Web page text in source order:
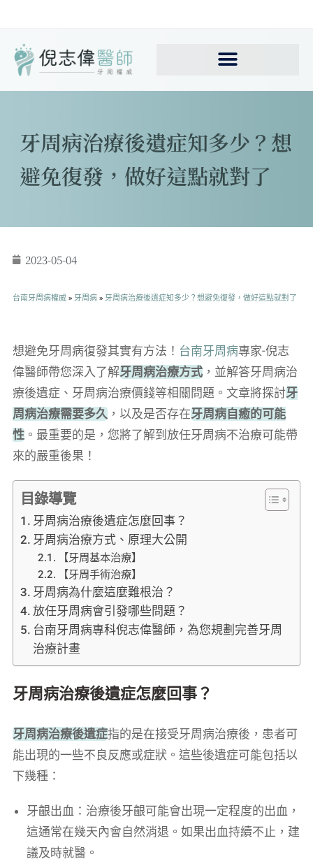
牙周病治療後遺症知多少？想
避免復發，做好這點就對了
2023-05-04
台南牙周病權威 » 牙周病 » 牙周病治療後遺症知多少？想避免復發，做好這點就對了
想避免牙周病復發其實有方法！ 台南牙周病專家-倪志
偉醫師帶您深入了解牙周病治療方式，並解答牙周病治
療後遺症、牙周病治療價錢等相關問題。文章將探討牙
周病治療需要多久，以及是否存在牙周病自癒的可能
性。最重要的是，您將了解到放任牙周病不治療可能帶
來的嚴重後果！
目錄導覽
牙周病治療後遺症怎麼回事？
牙周病治療方式、原理大公開
【牙周基本治療】
【牙周手術治療】
牙周病為什麼這麼難根治？
放任牙周病會引發哪些問題？
台南牙周病專科倪志偉醫師，為您規劃完善牙周
治療計畫
牙周病治療後遺症怎麼回事？
牙周病治療後遺症指的是在接受牙周病治療後，患者可
能出現的一些不良反應或症狀。這些後遺症可能包括以
下幾種：
牙齦出血：治療後牙齦可能會出現一定程度的出血，
這通常在幾天內會自然消退。如果出血持續不止，建
議及時就醫。